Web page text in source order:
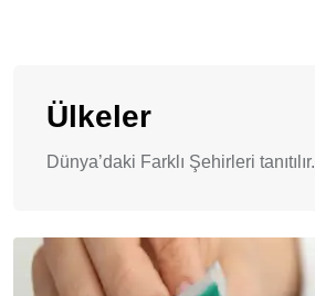
Ülkeler
Dünya’daki Farklı Şehirleri tanıtılır.